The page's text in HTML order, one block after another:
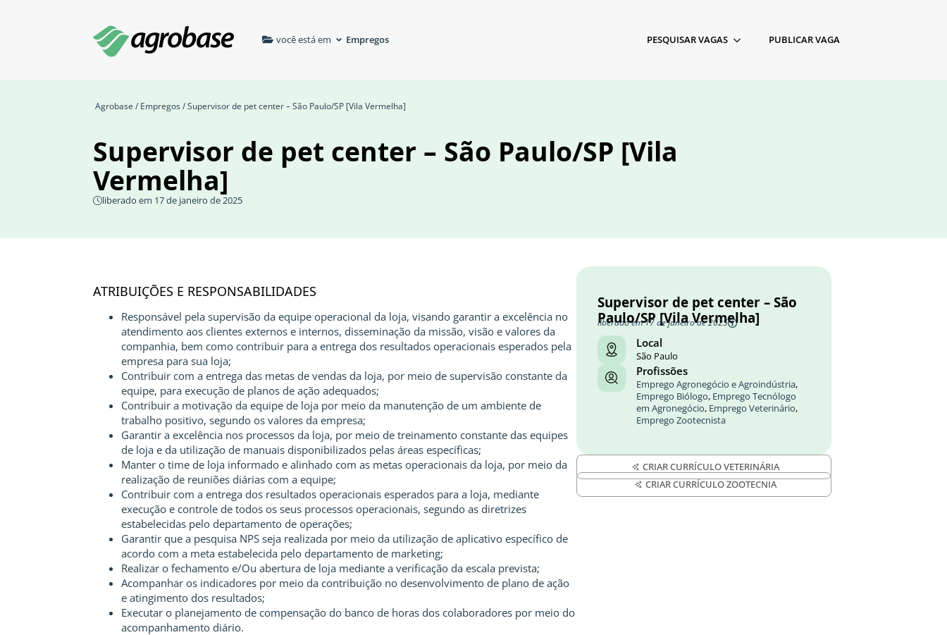
você está em Empregos PESQUISAR VAGAS PUBLICAR VAGA
Agrobase / Empregos/ Supervisor de pet center – São Paulo/SP [Vila Vermelha]
Supervisor de pet center – São Paulo/SP [Vila
Vermelha]
liberado em 17 de janeiro de 2025
ATRIBUIÇÕES E RESPONSABILIDADES
Responsável pela supervisão da equipe operacional da loja, visando garantir a excelência no
atendimento aos clientes externos e internos, disseminação da missão, visão e valores da
companhia, bem como contribuir para a entrega dos resultados operacionais esperados pela
empresa para sua loja;
Contribuir com a entrega das metas de vendas da loja, por meio de supervisão constante da
equipe, para execução de planos de ação adequados;
Contribuir a motivação da equipe de loja por meio da manutenção de um ambiente de
trabalho positivo, segundo os valores da empresa;
Garantir a excelência nos processos da loja, por meio de treinamento constante das equipes
de loja e da utilização de manuais disponibilizados pelas áreas específicas;
Manter o time de loja informado e alinhado com as metas operacionais da loja, por meio da
realização de reuniões diárias com a equipe;
Contribuir com a entrega dos resultados operacionais esperados para a loja, mediante
execução e controle de todos os seus processos operacionais, segundo as diretrizes
estabelecidas pelo departamento de operações;
Garantir que a pesquisa NPS seja realizada por meio da utilização de aplicativo específico de
acordo com a meta estabelecida pelo departamento de marketing;
Realizar o fechamento e/Ou abertura de loja mediante a verificação da escala prevista;
Acompanhar os indicadores por meio da contribuição no desenvolvimento de plano de ação
e atingimento dos resultados;
Executar o planejamento de compensação do banco de horas dos colaboradores por meio do
acompanhamento diário.
Supervisor de pet center – São
Paulo/SP [Vila Vermelha]
liberado em 17 de janeiro de 2025
Local
São Paulo
Profissões
Emprego Agronegócio e Agroindústria,
Emprego Biólogo, Emprego Tecnólogo
em Agronegócio, Emprego Veterinário,
Emprego Zootecnista
CRIAR CURRÍCULO VETERINÁRIA
CRIAR CURRÍCULO ZOOTECNIA